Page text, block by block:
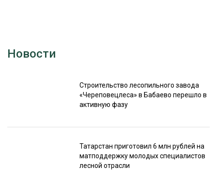
Новости
Строительство лесопильного завода
«Череповецлеса» в Бабаево перешло в
активную фазу
Татарстан приготовил 6 млн рублей на
матподдержку молодых специалистов
лесной отрасли